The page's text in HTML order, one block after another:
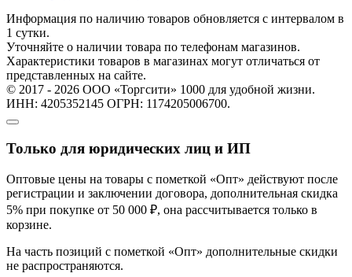
Информация по наличию товаров обновляется с интервалом в
1 сутки.
Уточняйте о наличии товара по телефонам магазинов.
Характеристики товаров в магазинах могут отличаться от
представленных на сайте.
© 2017 - 2026 ООО «Торгсити» 1000 для удобной жизни.
ИНН: 4205352145 ОГРН: 1174205006700.
Только для юридических лиц и ИП
Оптовые цены на товары с пометкой «Опт» действуют после
регистрации и заключении договора, дополнительная скидка
5% при покупке от 50 000 ₽, она рассчитывается только в
корзине.
На часть позиций с пометкой «Опт» дополнительные скидки
не распространяются.